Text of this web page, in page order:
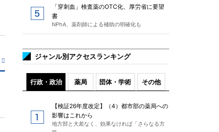
「穿刺血」検査薬のOTC化、厚労省に要望
書
NPhA、薬剤師による補助の明確化も
ジャンル別アクセスランキング
行政・政治 薬局 団体・学術 その他
【検証26年度改定】（4）都市部の薬局への
影響はこれから
地方部と大差なく、効果なければ「さらなる方